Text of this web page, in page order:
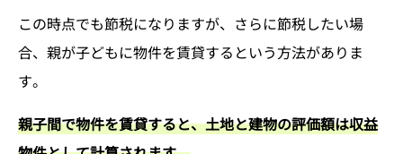
この時点でも節税になりますが、さらに節税したい場
合、親が子どもに物件を賃貸するという方法がありま
す。
親子間で物件を賃貸すると、土地と建物の評価額は収益